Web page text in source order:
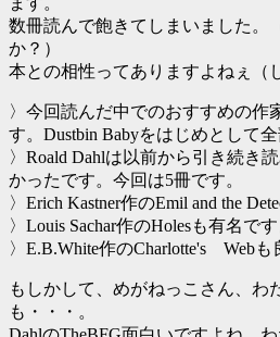
数冊読んで飽きてしまいました。
か？）
本との相性ってありますよねぇ（
〉今回読んだ中でのおすすめの作
す。Dustbin Babyをはじめとして
〉Roald Dahlは以前から引き続き
かったです。今回は5冊です。
〉Erich Kastner作のEmil and the
〉Louis Sachar作のHolesも有名で
〉E.B.White作のCharlotte's Webも
もしかして、めがねっこさん、わ
も・・・。